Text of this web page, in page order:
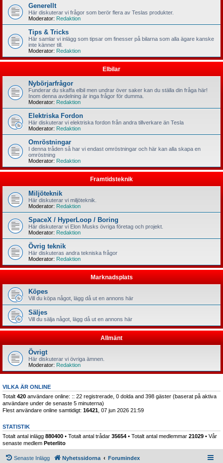
Generellt
Här diskuterar vi frågor som berör flera av Teslas produkter.
Moderator: Redaktion
Tips & Tricks
Här samlar vi inlägg som tipsar om finesser på bilarna som alla ägare kanske
inte känner till.
Moderator: Redaktion
Elbilar
Nybörjarfrågor
Funderar du skaffa elbil men undrar över saker kan du ställa din fråga här!
Inom denna avdelning är inga frågor för dumma.
Moderator: Redaktion
Elektriska Fordon
Här diskuterar vi elektriska fordon från andra tillverkare än Tesla
Moderator: Redaktion
Omröstningar
I denna tråden så har vi endast omröstningar och här kan alla skapa en
omröstning
Moderator: Redaktion
Framtidsteknik
Miljöteknik
Här diskuterar vi miljöteknik.
Moderator: Redaktion
SpaceX / HyperLoop / Boring
Här diskuterar vi Elon Musks övriga företag och projekt.
Moderator: Redaktion
Övrig teknik
Här diskuteras andra tekniska frågor
Moderator: Redaktion
Marknadsplats
Köpes
Vill du köpa något, lägg då ut en annons här
Säljes
Vill du sälja något, lägg då ut en annons här
Allmänt
Övrigt
Här diskuterar vi övriga ämnen.
Moderator: Redaktion
VILKA ÄR ONLINE
Totalt 420 användare online: :: 22 registrerade, 0 dolda and 398 gäster (baserat på aktiva
användare under de senaste 5 minuterna)
Flest användare online samtidigt: 16421 , 07 jun 2026 21:59
STATISTIK
Totalt antal inlägg 880400 • Totalt antal trådar 35654 • Totalt antal medlemmar 21029 • Vår
senaste medlem Peterlito
Senaste Inlägg Nyhetssidorna Forumindex